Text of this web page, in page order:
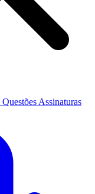
Questões Assinaturas